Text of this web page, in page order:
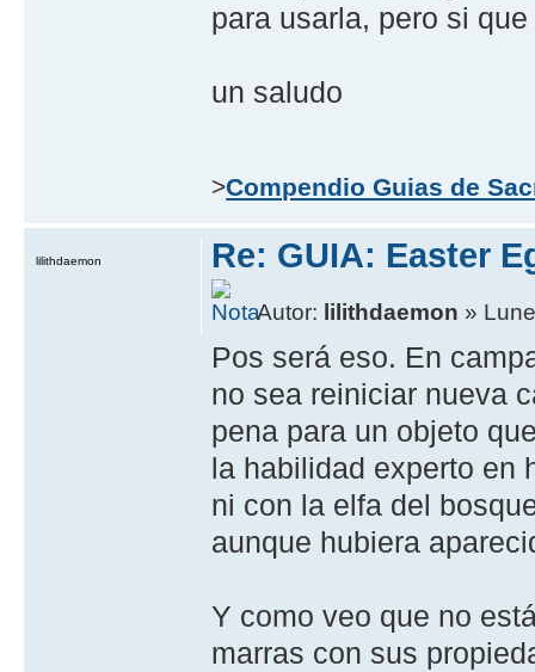
para usarla, pero si
un saludo
>Compendio Guias de
Re: GUIA: Easter
Autor: lilithdaemon »
Pos será eso. En
no sea reiniciar nueva
pena para un objeto
la habilidad experto en
ni con la elfa del
aunque hubiera
Y como veo que no
marras con sus
lilithdaemon